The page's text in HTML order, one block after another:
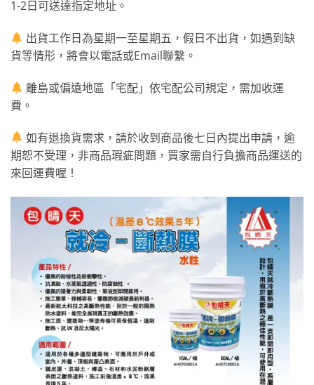
1-2日可送達指定地址。
出貨工作日為星期一至星期五，假日不出貨，如遇到缺
貨等情形，將會以電話或Email聯繫。
離島或偏遠地區「宅配」依宅配公司規定，需加收運
費。
如有退換貨需求，請於收到商品後七日內提出申請，逾
期恕不受理，非商品瑕疵問題，買家需自行負擔商品運送的
來回運費喔！